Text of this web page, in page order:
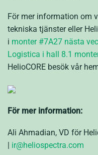
För mer information om
tekniska tjänster eller
i monter #7A27 nästa
Logistica i hall 8.1
HelioCORE besök vår
För mer information:
Ali Ahmadian, VD för
| ir@heliospectra.com